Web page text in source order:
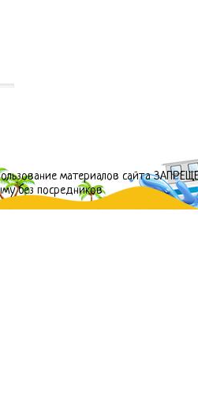
материалов сайта
без посредников